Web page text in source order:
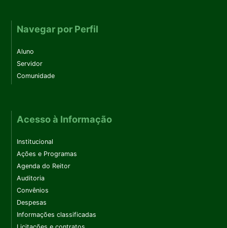
Navegar por Perfil
Aluno
Servidor
Comunidade
Acesso à Informação
Institucional
Ações e Programas
Agenda do Reitor
Auditoria
Convênios
Despesas
Informações classificadas